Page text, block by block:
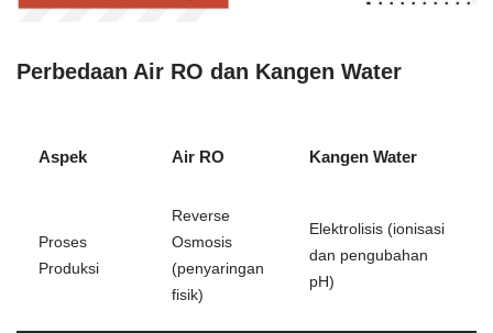
Perbedaan Air RO dan Kangen Water
Aspek Air RO Kangen Water
Proses
Produksi
Reverse
Osmosis
(penyaringan
fisik)
Elektrolisis (ionisasi
dan pengubahan
pH)